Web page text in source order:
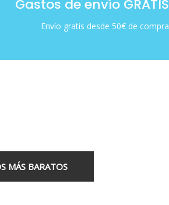
Gastos de envío GRATIS
Envío gratis desde 50€ de compra
MÁS BARATOS